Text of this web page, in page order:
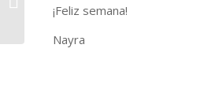
¡Feliz semana!
Nayra
del Siglo XXI